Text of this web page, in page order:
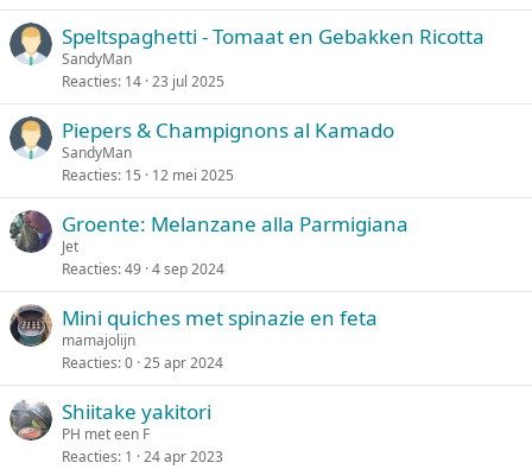
Speltspaghetti - Tomaat en Gebakken Ricotta
SandyMan
Reacties 14 23 jul 2025
Piepers & Champignons al Kamado
SandyMan
Reacties 15 12 mei 2025
Groente: Melanzane alla Parmigiana
Jet
Reacties 49 4 sep 2024
Mini quiches met spinazie en feta
mamajolijn
Reacties 0 25 apr 2024
Shiitake yakitori
PH met een F
Reacties 1 24 apr 2023